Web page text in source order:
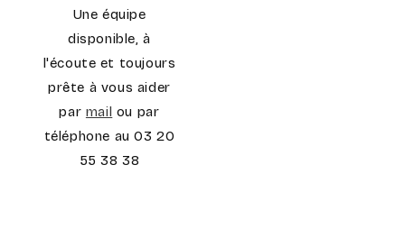
Une équipe
disponible, à
l'écoute et toujours
prête à vous aider
par mail ou par
téléphone au 03 20
55 38 38